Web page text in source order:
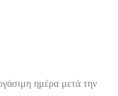
ημέρα μετά την